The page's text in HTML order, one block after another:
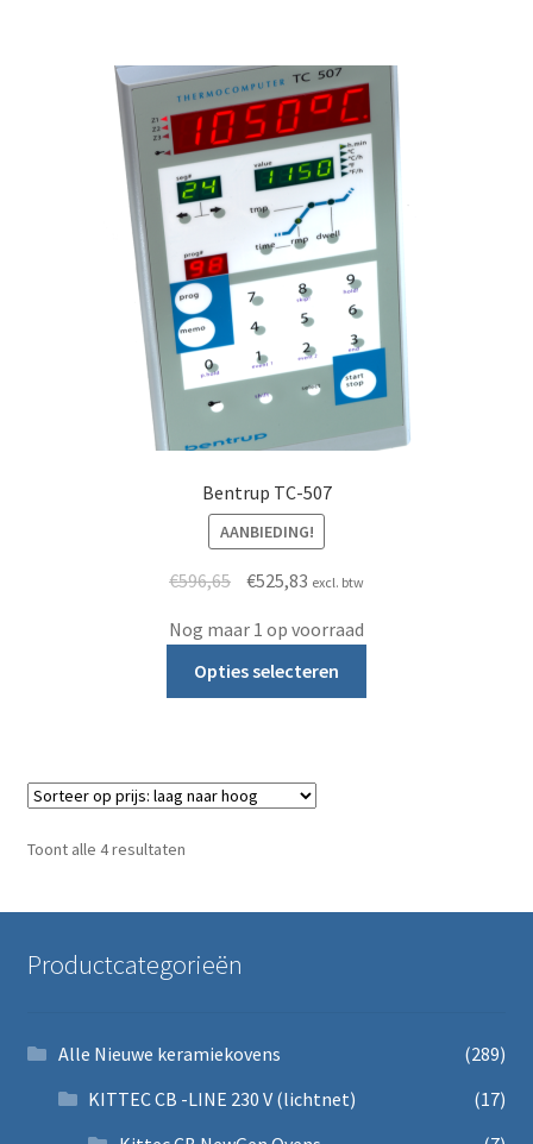
Bentrup TC-507
AANBIEDING!
€596,65 Oorspronkelijke prijs was: €596,65.
€525,83Huidige prijs is: €525,83.
excl. btw
Nog maar 1 op voorraad
Opties selecteren
Toont alle 4 resultatenGesorteerd op prijs: laag naar hoog
Productcategorieën
Alle Nieuwe keramiekovens
(289)
KITTEC CB -LINE 230 V (lichtnet)
(17)